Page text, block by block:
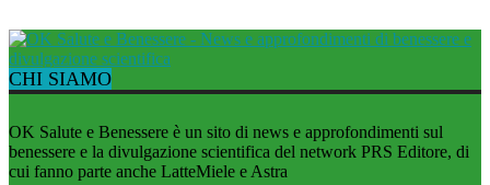
CHI SIAMO
OK Salute e Benessere è un sito di news e approfondimenti sul
benessere e la divulgazione scientifica del network PRS Editore, di
cui fanno parte anche LatteMiele e Astra